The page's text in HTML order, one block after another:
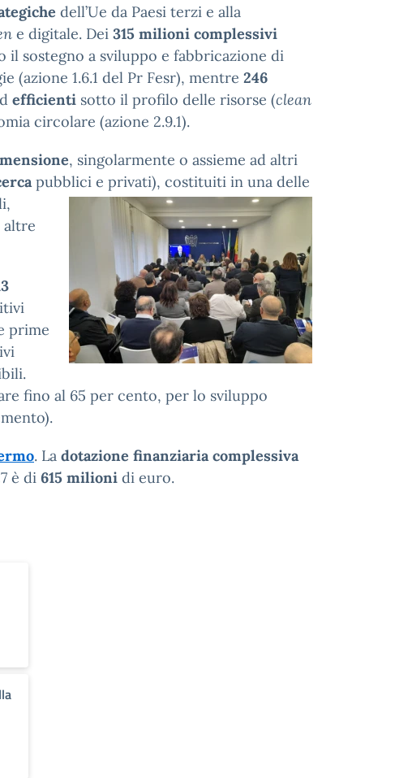
dell’Ue da Paesi terzi e alla
e digitale. Dei 315 milioni complessivi
il sostegno a sviluppo e fabbricazione di
(azione 1.6.1 del Pr Fesr), mentre 246
efficienti sotto il profilo delle risorse (clean
circolare (azione 2.9.1).
, singolarmente o assieme ad altri
pubblici e privati), costituiti in una delle
altre
prime
fino al 65 per cento, per lo sviluppo
. La dotazione finanziaria complessiva
è di 615 milioni di euro.